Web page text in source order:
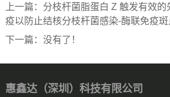
上一篇： 分枝杆菌脂蛋白 Z 触发有效
疫以防止结核分枝杆菌感染-酶联免疫
下一篇：没有了！
惠鑫达（深圳）科技有限公司